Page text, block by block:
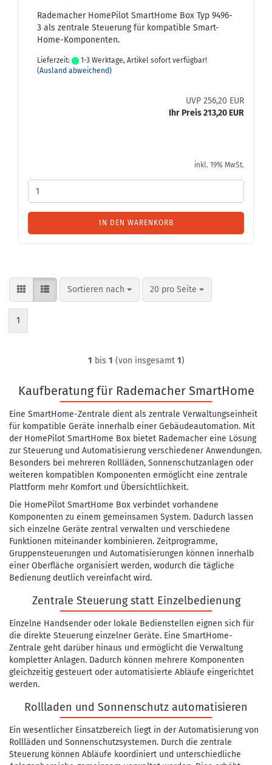
Ra­de­ma­cher Home­Pi­lot Smar­tHome Box Typ 9496-​
3 als zen­tra­le Steue­rung für kom­pa­ti­ble Smart-​
Home-Komponenten.
Lieferzeit:
1-3 Werktage, Artikel sofort verfügbar!
(Ausland abweichend)
UVP 256,20 EUR
Ihr Preis 213,20 EUR
inkl. 19% MwSt.
IN DEN WARENKORB
Sortieren nach
Sortieren nach 20 pro Seite
pro Seite
1
1 bis 1 (von insgesamt 1)
Kaufberatung für Rademacher SmartHome
Eine SmartHome-Zentrale dient als zentrale Verwaltungseinheit
für kompatible Geräte innerhalb einer Gebäudeautomation. Mit
der HomePilot SmartHome Box bietet Rademacher eine Lösung
zur Steuerung und Automatisierung verschiedener Anwendungen.
Besonders bei mehreren Rollläden, Sonnenschutzanlagen oder
weiteren kompatiblen Komponenten ermöglicht eine zentrale
Plattform mehr Komfort und Übersichtlichkeit.
Die HomePilot SmartHome Box verbindet vorhandene
Komponenten zu einem gemeinsamen System. Dadurch lassen
sich einzelne Geräte zentral verwalten und verschiedene
Funktionen miteinander kombinieren. Zeitprogramme,
Gruppensteuerungen und Automatisierungen können innerhalb
einer Oberfläche organisiert werden, wodurch die tägliche
Bedienung deutlich vereinfacht wird.
Zentrale Steuerung statt Einzelbedienung
Einzelne Handsender oder lokale Bedienstellen eignen sich für
die direkte Steuerung einzelner Geräte. Eine SmartHome-
Zentrale geht darüber hinaus und ermöglicht die Verwaltung
kompletter Anlagen. Dadurch können mehrere Komponenten
gleichzeitig gesteuert oder automatisierte Abläufe eingerichtet
werden.
Rollladen und Sonnenschutz automatisieren
Ein wesentlicher Einsatzbereich liegt in der Automatisierung von
Rollläden und Sonnenschutzsystemen. Durch die zentrale
Steuerung können Abläufe koordiniert und unterschiedliche